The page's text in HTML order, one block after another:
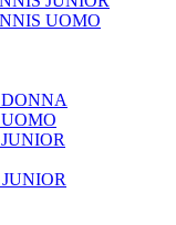
UOMO